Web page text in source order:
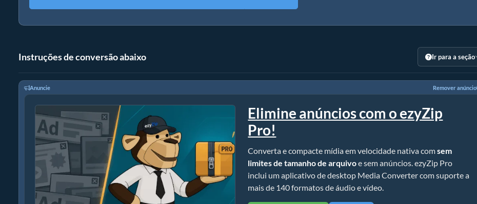
Instruções de conversão abaixo Ir para a seção
Anuncie Remover anúncio
Elimine anúncios com o ezyZip
Pro!
Converta e compacte mídia em velocidade nativa comsem
limites de tamanho de arquivoe sem anúncios. ezyZip Pro
inclui um aplicativo de desktop Media Converter com suporte a
mais de 140 formatos de áudio e vídeo.